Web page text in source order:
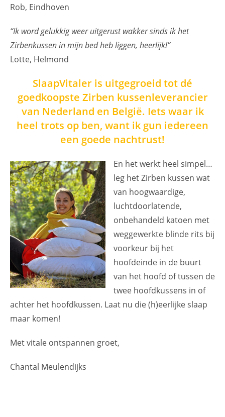
Rob, Eindhoven
“Ik word gelukkig weer uitgerust wakker sinds ik het
Zirbenkussen in mijn bed heb liggen, heerlijk!”
Lotte, Helmond
SlaapVitaler is uitgegroeid tot dé
goedkoopste Zirben kussenleverancier
van Nederland en België. Iets waar ik
heel trots op ben, want ik gun iedereen
een goede nachtrust!
En het werkt heel simpel…
leg het Zirben kussen wat
van hoogwaardige,
luchtdoorlatende,
onbehandeld katoen met
weggewerkte blinde rits bij
voorkeur bij het
hoofdeinde in de buurt
van het hoofd of tussen de
twee hoofdkussens in of
achter het hoofdkussen. Laat nu die (h)eerlijke slaap
maar komen!
Met vitale ontspannen groet,
Chantal Meulendijks